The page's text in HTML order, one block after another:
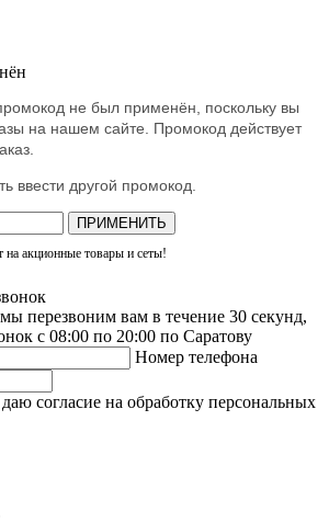
не был применён, поскольку вы
на нашем сайте. Промокод действует
ввести другой промокод.
ПРИМЕНИТЬ
акционные товары и сеты!
перезвоним вам в течение 30 секунд,
с 08:00 по 20:00 по Саратову
Номер телефона
согласие на обработку персональных